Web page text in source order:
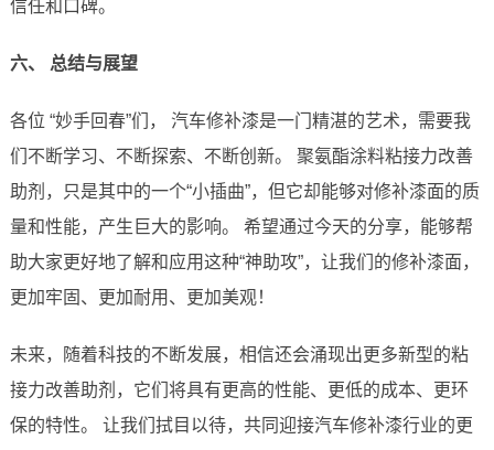
信任和口碑。
六、 总结与展望
各位 “妙手回春”们， 汽车修补漆是一门精湛的艺术，需要我
们不断学习、不断探索、不断创新。 聚氨酯涂料粘接力改善
助剂，只是其中的一个“小插曲”，但它却能够对修补漆面的质
量和性能，产生巨大的影响。 希望通过今天的分享，能够帮
助大家更好地了解和应用这种“神助攻”，让我们的修补漆面，
更加牢固、更加耐用、更加美观！
未来，随着科技的不断发展，相信还会涌现出更多新型的粘
接力改善助剂，它们将具有更高的性能、更低的成本、更环
保的特性。 让我们拭目以待，共同迎接汽车修补漆行业的更